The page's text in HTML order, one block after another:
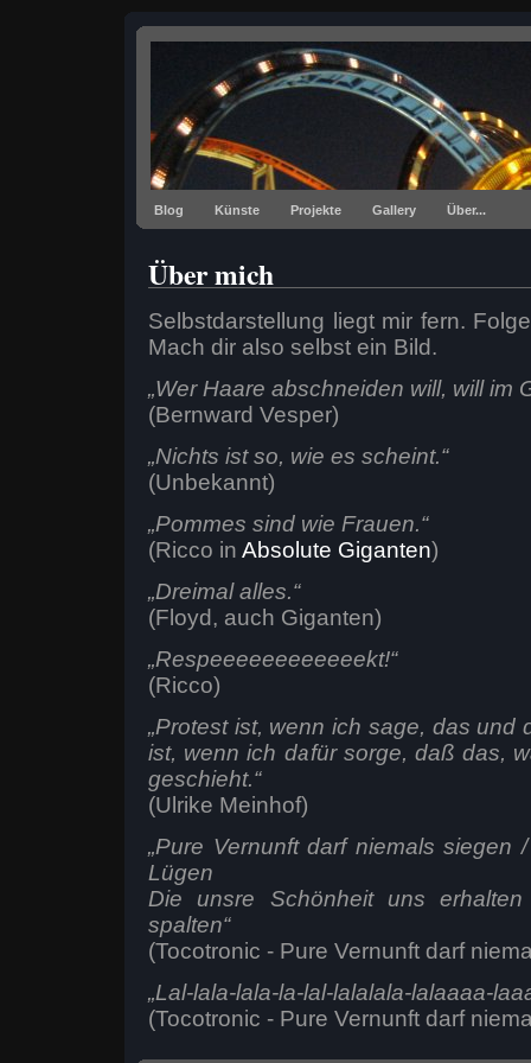
Blog Künste Projekte Gallery Über...
Über mich
Selbstdarstellung liegt mir fern.
Mach dir also selbst ein Bild.
„Wer Haare abschneiden will, will im
(Bernward Vesper)
„Nichts ist so, wie es scheint.“
(Unbekannt)
„Pommes sind wie Frauen.“
(Ricco in Absolute Giganten)
„Dreimal alles.“
(Floyd, auch Giganten)
„Respeeeeeeeeeeeekt!“
(Ricco)
„Protest ist, wenn ich sage, das und
ist, wenn ich dafür sorge, daß das,
geschieht.“
(Ulrike Meinhof)
„Pure Vernunft darf niemals siegen
Lügen
Die unsre Schönheit uns
spalten“
(Tocotronic - Pure Vernunft darf
„Lal-lala-lala-la-lal-lalalala-lalaaaa-
(Tocotronic - Pure Vernunft darf